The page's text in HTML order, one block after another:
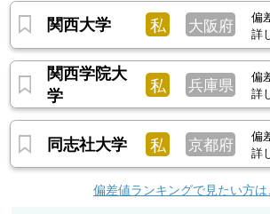
文学部
JAL、ZOZO、アサヒ飲料、カプコ
みずほ証券、リクルート、関西電
菱電機、積水化学工業、大成建設
品計画 他
理工学部
ダイキン工業、スズキ、パナソニ
ィングス、京セラ、鹿島建設、
ー、ヤマハ、ローム、国土交通省
短期大学部
なし
関西大学 私 大阪府
偏
詳
関西学院大
学
私 兵庫県
偏
詳
同志社大学 私 京都府
偏
詳
偏差値ランキングで見たい方は